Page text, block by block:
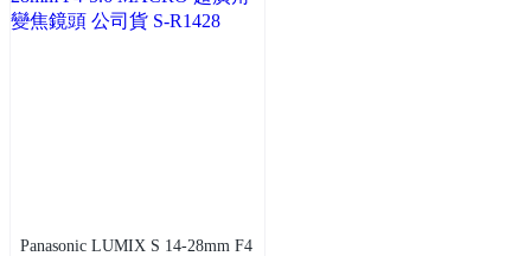
Panasonic LUMIX S 14-28mm F4